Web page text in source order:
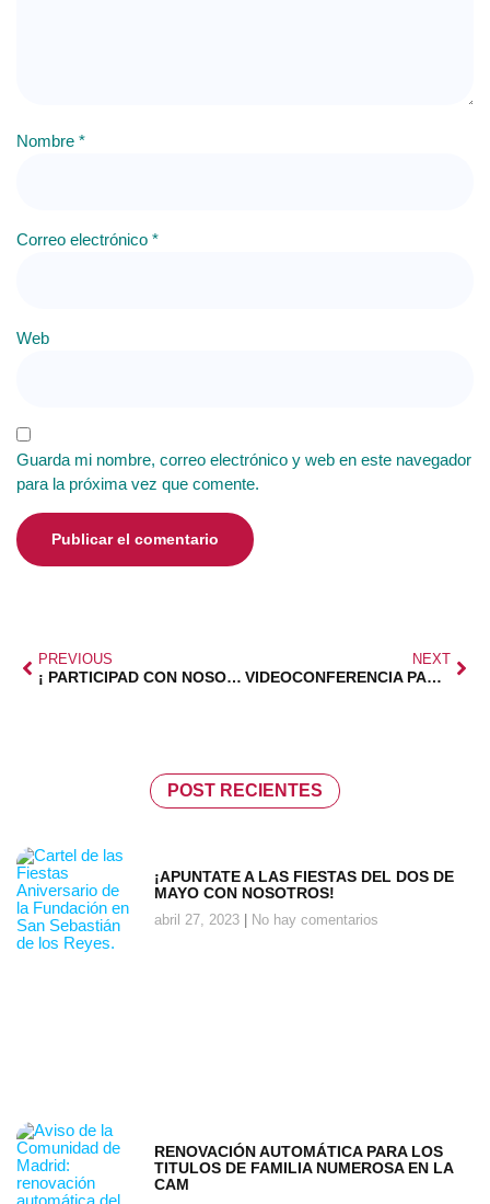
Nombre *
Correo electrónico *
Web
Guarda mi nombre, correo electrónico y web en este navegador
para la próxima vez que comente.
PREVIOUS
¡ PARTICIPAD CON NOSOTROS !
NEXT
VIDEOCONFERENCIA PARA TRANSFORMAR TU FAMILIA
POST RECIENTES
¡APUNTATE A LAS FIESTAS DEL DOS DE
MAYO CON NOSOTROS!
abril 27, 2023 No hay comentarios
RENOVACIÓN AUTOMÁTICA PARA LOS
TITULOS DE FAMILIA NUMEROSA EN LA
CAM